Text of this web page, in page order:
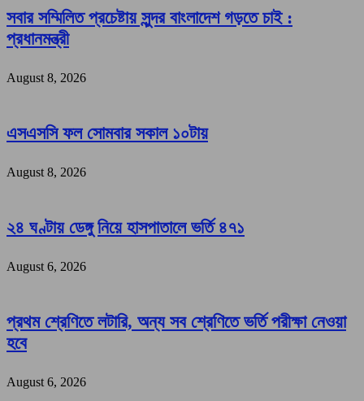
সবার সম্মিলিত প্রচেষ্টায় সুন্দর বাংলাদেশ গড়তে চাই :
প্রধানমন্ত্রী
August 8, 2026
এসএসসি ফল সোমবার সকাল ১০টায়
August 8, 2026
২৪ ঘণ্টায় ডেঙ্গু নিয়ে হাসপাতালে ভর্তি ৪৭১
August 6, 2026
প্রথম শ্রেণিতে লটারি, অন্য সব শ্রেণিতে ভর্তি পরীক্ষা নেওয়া
হবে
August 6, 2026